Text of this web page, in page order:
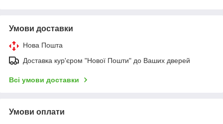
Умови доставки
Нова Пошта
Доставка кур'єром "Нової Пошти" до Ваших дверей
Всі умови доставки
Умови оплати